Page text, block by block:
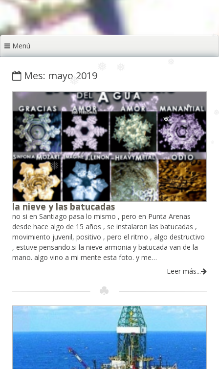
❅
❅
❅
❅
❅
❅
❅
❅
❅
Menú
Mes: mayo 2019
la nieve y las batucadas
no si en Santiago pasa lo mismo , pero en Punta Arenas
desde hace algo de 15 años , se instalaron las batucadas ,
movimiento juvenil, positivo , pero el ritmo , algo destructivo
, estuve pensando.si la nieve armonia y batucada van de la
mano. algo vino a mi mente esta foto. y me…
Leer más...